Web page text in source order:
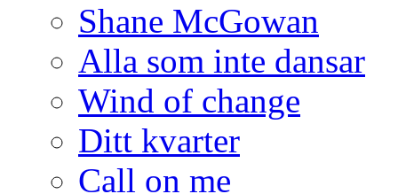
Shane McGowan
Alla som inte dansar
Wind of change
Ditt kvarter
Call on me